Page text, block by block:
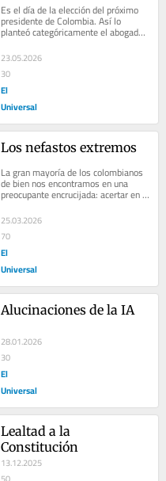
Es el día de la elección del próximo
presidente de Colombia. Así lo
planteó categóricamente el abogado
constitucionalista Mauricio Gaona,
hijo...
23.05.2026
30
El
Universal
Los nefastos extremos
La gran mayoría de los colombianos
de bien nos encontramos en una
preocupante encrucijada: acertar en la
elección del presidente que más
nos...
25.03.2026
70
El
Universal
Alucinaciones de la IA
28.01.2026
30
El
Universal
Lealtad a la
Constitución
13.12.2025